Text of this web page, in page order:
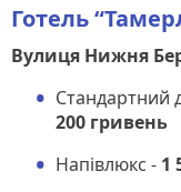
Готель
Вулиця Нижня
Стандартний
200 гривень
Напівлюкс - 1